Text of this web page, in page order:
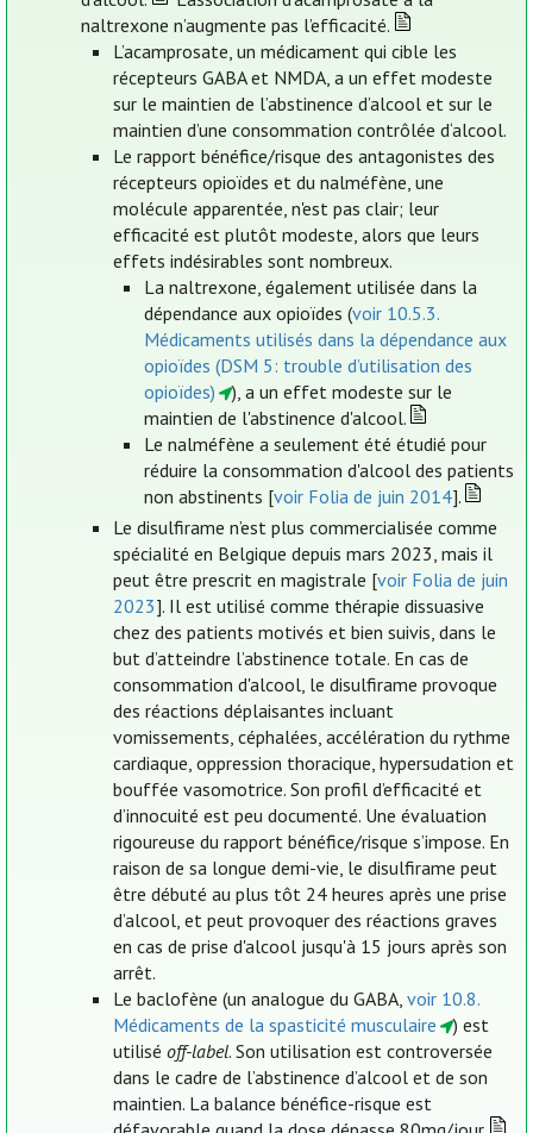
naltrexone n’augmente pas l’efficacité.
L’acamprosate, un médicament qui cible les
récepteurs GABA et NMDA, a un effet modeste
sur le maintien de l’abstinence d’alcool et sur le
maintien d’une consommation contrôlée d‘alcool.
Le rapport bénéfice/risque des antagonistes des
récepteurs opioïdes et du nalméfène, une
molécule apparentée, n'est pas clair; leur
efficacité est plutôt modeste, alors que leurs
effets indésirables sont nombreux.
La naltrexone, également utilisée dans la
dépendance aux opioïdes (voir 10.5.3.
Médicaments utilisés dans la dépendance aux
opioïdes (DSM 5: trouble d’utilisation des
opioïdes)
), a un effet modeste sur le
maintien de l'abstinence d'alcool.
Le nalméfène a seulement été étudié pour
réduire la consommation d'alcool des patients
non abstinents [voir Folia de juin 2014].
Le disulfirame n’est plus commercialisée comme
spécialité en Belgique depuis mars 2023, mais il
peut être prescrit en magistrale [voir Folia de juin
2023]. Il est utilisé comme thérapie dissuasive
chez des patients motivés et bien suivis, dans le
but d’atteindre l’abstinence totale. En cas de
consommation d'alcool, le disulfirame provoque
des réactions déplaisantes incluant
vomissements, céphalées, accélération du rythme
cardiaque, oppression thoracique, hypersudation et
bouffée vasomotrice. Son profil d’efficacité et
d’innocuité est peu documenté. Une évaluation
rigoureuse du rapport bénéfice/risque s’impose. En
raison de sa longue demi-vie, le disulfirame peut
être débuté au plus tôt 24 heures après une prise
d’alcool, et peut provoquer des réactions graves
en cas de prise d'alcool jusqu'à 15 jours après son
arrêt.
Le baclofène (un analogue du GABA, voir 10.8.
Médicaments de la spasticité musculaire
) est
utilisé off-label. Son utilisation est controversée
dans le cadre de l’abstinence d’alcool et de son
maintien. La balance bénéfice-risque est